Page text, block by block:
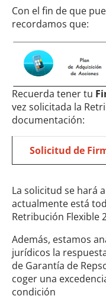
Con el fin de que
recordamos que:
Recuerda tener tu
vez solicitada la
documentación:
Solicitud de
La solicitud se hará
actualmente está
Retribución Flexible
Además, estamos
jurídicos la
de Garantía de
coger una
condición